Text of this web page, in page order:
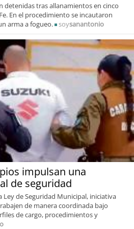
detenidas tras allanamientos en cinco
En el procedimiento se incautaron
arma a fogueo.
soysanantonio
impulsan una
de seguridad
Ley de Seguridad Municipal, iniciativa
de manera coordinada bajo
de cargo, procedimientos y